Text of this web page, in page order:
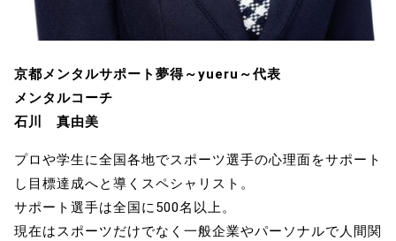
京都メンタルサポート夢得～yueru～代表
メンタルコーチ
石川 真由美
プロや学生に全国各地でスポーツ選手の心理面をサポート
し目標達成へと導くスペシャリスト。
サポート選手は全国に500名以上。
現在はスポーツだけでなく一般企業やパーソナルで人間関